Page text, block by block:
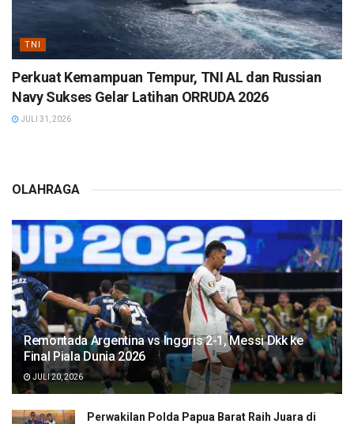
TNI
Perkuat Kemampuan Tempur, TNI AL dan Russian
Navy Sukses Gelar Latihan ORRUDA 2026
JULI 31, 2026
OLAHRAGA
Remontada Argentina vs Inggris 2-1, Messi Dkk ke
Final Piala Dunia 2026
JULI 20, 2026
Perwakilan Polda Papua Barat Raih Juara di